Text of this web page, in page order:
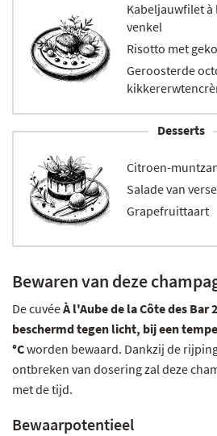
Kabeljauwfilet
venkel
Risotto met
Geroosterde
Desserts
Citroen-
Salade van
Grapefruittaart
Bewaren van deze
De cuvéeÀ l'Aube de la Côte des Bar
beschermd tegen licht, bij een
°Cworden bewaard. Dankzij de
ontbreken van dosering zal deze
met de tijd.
Bewaarpotentieel